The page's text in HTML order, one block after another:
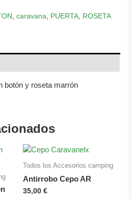
,caravana PUERTA ROSETA
botón y roseta marrón
Todos los Accesorios camping
Antirrobo Cepo AR
35,00 €